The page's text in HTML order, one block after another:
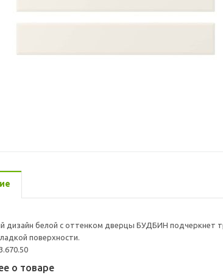
дизайн белой с оттенком дверцы БУДБИН
поверхности.
о товаре